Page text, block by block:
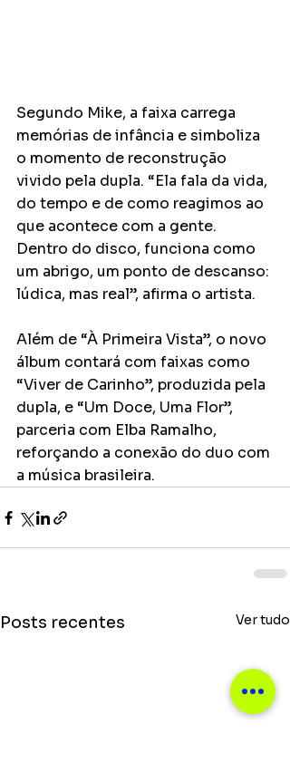
Segundo Mike, a faixa carrega
memórias de infância e simboliza
o momento de reconstrução
vivido pela dupla. “Ela fala da vida,
do tempo e de como reagimos ao
que acontece com a gente.
Dentro do disco, funciona como
um abrigo, um ponto de descanso:
lúdica, mas real”, afirma o artista.
Além de “À Primeira Vista”, o novo
álbum contará com faixas como
“Viver de Carinho”, produzida pela
dupla, e “Um Doce, Uma Flor”,
parceria com Elba Ramalho,
reforçando a conexão do duo com
a música brasileira.
Posts recentes Ver tudo